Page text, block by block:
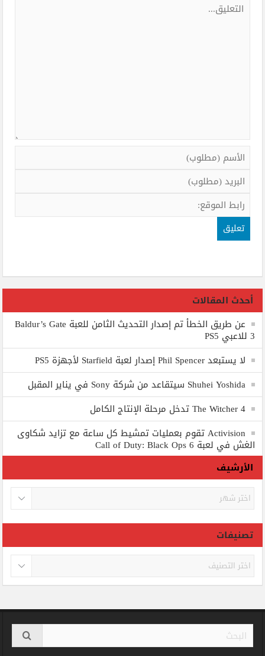
أحدث المقالات
عن طريق الخطأ تم إصدار التحديث الثامن للعبة Baldur’s Gate
3 للاعبي PS5
لا يستبعد Phil Spencer إصدار لعبة Starfield لأجهزة PS5
Shuhei Yoshida سيتقاعد من شركة Sony في يناير المقبل
The Witcher 4 تدخل مرحلة الإنتاج الكامل
Activision تقوم بعمليات تمشيط كل ساعة مع تزايد شكاوى
الغش في لعبة Call of Duty: Black Ops 6
الأرشيف
الأرشيف
تصنيفات
تصنيفات